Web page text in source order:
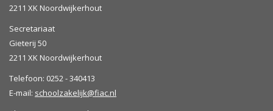
2211 XK Noordwijkerhout
Secretariaat
Gieterij 50
2211 XK Noordwijkerhout
Telefoon: 0252 - 340413
E-mail: schoolzakelijk@fiac.nl